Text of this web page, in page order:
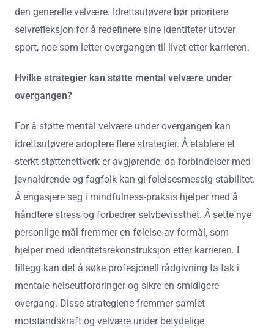
den generelle velvære. Idrettsutøvere bør prioritere
selvrefleksjon for å redefinere sine identiteter utover
sport, noe som letter overgangen til livet etter karrieren.
Hvilke strategier kan støtte mental velvære under
overgangen?
For å støtte mental velvære under overgangen kan
idrettsutøvere adoptere flere strategier. Å etablere et
sterkt støttenettverk er avgjørende, da forbindelser med
jevnaldrende og fagfolk kan gi følelsesmessig stabilitet.
Å engasjere seg i mindfulness-praksis hjelper med å
håndtere stress og forbedrer selvbevissthet. Å sette nye
personlige mål fremmer en følelse av formål, som
hjelper med identitetsrekonstruksjon etter karrieren. I
tillegg kan det å søke profesjonell rådgivning ta tak i
mentale helseutfordringer og sikre en smidigere
overgang. Disse strategiene fremmer samlet
motstandskraft og velvære under betydelige